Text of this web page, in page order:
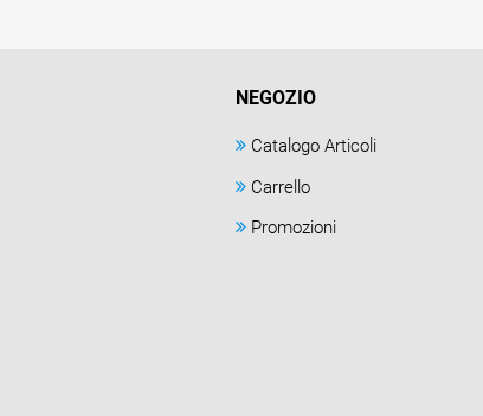
NEGOZIO
Catalogo Articoli
Carrello
Promozioni